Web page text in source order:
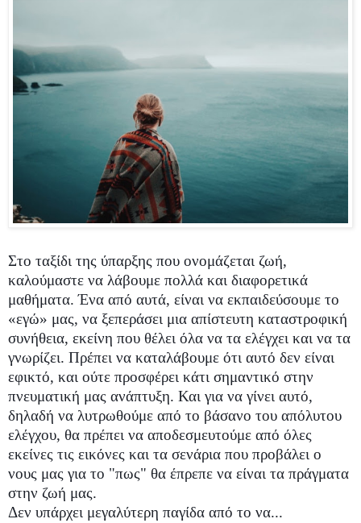
Στο ταξίδι της ύπαρξης που ονομάζεται ζωή,
καλούμαστε να λάβουμε πολλά και διαφορετικά
μαθήματα. Ένα από αυτά, είναι να εκπαιδεύσουμε το
«εγώ» μας, να ξεπεράσει μια απίστευτη καταστροφική
συνήθεια, εκείνη που θέλει όλα να τα ελέγχει και να τα
γνωρίζει. Πρέπει να καταλάβουμε ότι αυτό δεν είναι
εφικτό, και ούτε προσφέρει κάτι σημαντικό στην
πνευματική μας ανάπτυξη. Και για να γίνει αυτό,
δηλαδή να λυτρωθούμε από το βάσανο του απόλυτου
ελέγχου, θα πρέπει να αποδεσμευτούμε από όλες
εκείνες τις εικόνες και τα σενάρια που προβάλει ο
νους μας για το "πως" θα έπρεπε να είναι τα πράγματα
στην ζωή μας.
Δεν υπάρχει μεγαλύτερη παγίδα από το να...